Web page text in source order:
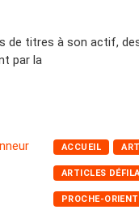
de titres à son actif,
par la
ACCUEIL
ARTICLES
PROCHE-ORIENT